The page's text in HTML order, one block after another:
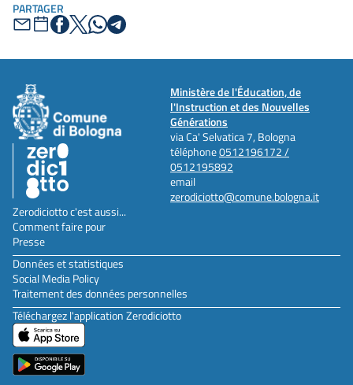
PARTAGER
Ministère de l'Éducation, de
l'Instruction et des Nouvelles
Générations
via Ca' Selvatica 7, Bologna
téléphone0512196172 /
0512195892
email
zerodiciotto@comune.bologna.it
Zerodiciotto c'est aussi...
Comment faire pour
Presse
Données et statistiques
Social Media Policy
Traitement des données personnelles
Téléchargez l'application Zerodiciotto